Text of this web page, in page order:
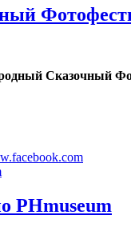
Сказочный
PHmuseum